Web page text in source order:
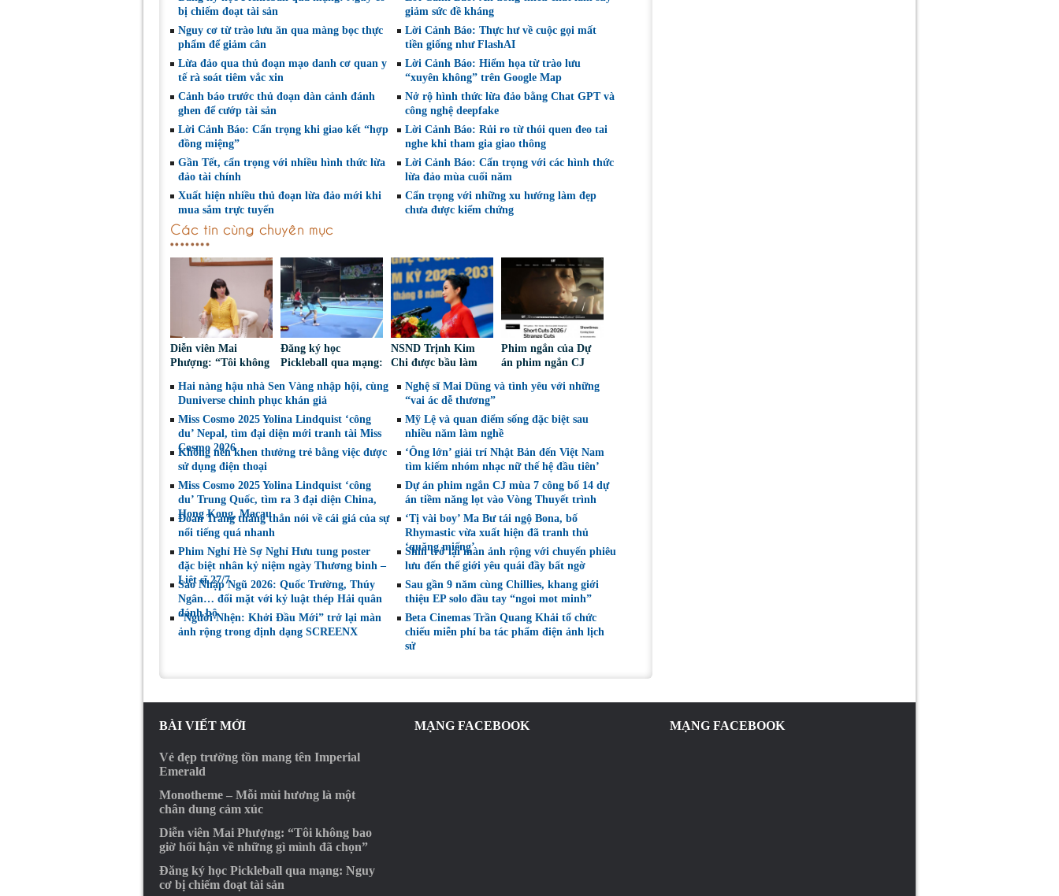
bị chiếm đoạt tài sản
giảm sức đề kháng
Nguy cơ từ trào lưu ăn qua màng bọc thực
phẩm để giảm cân
Lời Cảnh Báo: Thực hư về cuộc gọi mất
tiền giống như FlashAI
Lừa đảo qua thủ đoạn mạo danh cơ quan y
tế rà soát tiêm vắc xin
Lời Cảnh Báo: Hiểm họa từ trào lưu
“xuyên không” trên Google Map
Cảnh báo trước thủ đoạn dàn cảnh đánh
ghen để cướp tài sản
Nở rộ hình thức lừa đảo bằng Chat GPT và
công nghệ deepfake
Lời Cảnh Báo: Cẩn trọng khi giao kết “hợp
đồng miệng”
Lời Cảnh Báo: Rủi ro từ thói quen đeo tai
nghe khi tham gia giao thông
Gần Tết, cẩn trọng với nhiều hình thức lừa
đảo tài chính
Lời Cảnh Báo: Cẩn trọng với các hình thức
lừa đảo mùa cuối năm
Xuất hiện nhiều thủ đoạn lừa đảo mới khi
mua sắm trực tuyến
Cẩn trọng với những xu hướng làm đẹp
chưa được kiểm chứng
Các tin cùng chuyên mục
Diễn viên Mai
Phượng: “Tôi không
những gì mình đã
chọn”
Đăng ký học
Pickleball qua mạng:
đoạt tài sản
NSND Trịnh Kim
Chi được bầu làm
Nghệ sĩ Sân khấu
Việt Nam
Phim ngắn của Dự
án phim ngắn CJ
tại LHP quốc tế
Hai nàng hậu nhà Sen Vàng nhập hội, cùng
Duniverse chinh phục khán giả
Nghệ sĩ Mai Dũng và tình yêu với những
“vai ác dễ thương”
Miss Cosmo 2025 Yolina Lindquist ‘công
du’ Nepal, tìm đại diện mới tranh tài Miss
Cosmo 2026
Mỹ Lệ và quan điểm sống đặc biệt sau
nhiều năm làm nghề
Không nên khen thưởng trẻ bằng việc được
sử dụng điện thoại
‘Ông lớn’ giải trí Nhật Bản đến Việt Nam
tìm kiếm nhóm nhạc nữ thế hệ đầu tiên’
Miss Cosmo 2025 Yolina Lindquist ‘công
du’ Trung Quốc, tìm ra 3 đại diện China,
Hong Kong, Macau
Dự án phim ngắn CJ mùa 7 công bố 14 dự
án tiềm năng lọt vào Vòng Thuyết trình
Đoan Trang thẳng thắn nói về cái giá của sự
nổi tiếng quá nhanh
‘Tị vài boy’ Ma Bư tái ngộ Bona, bố
Rhymastic vừa xuất hiện đã tranh thủ
‘quăng miếng’
Phim Nghỉ Hè Sợ Nghỉ Hưu tung poster
đặc biệt nhân kỷ niệm ngày Thương binh –
Liệt sĩ 27/7
Shin trở lại màn ảnh rộng với chuyến phiêu
lưu đến thế giới yêu quái đầy bất ngờ
Sao Nhập Ngũ 2026: Quốc Trường, Thúy
Ngân… đối mặt với kỷ luật thép Hải quân
đánh bộ
Sau gần 9 năm cùng Chillies, khang giới
thiệu EP solo đầu tay “ngoi mot minh”
“Người Nhện: Khởi Đầu Mới” trở lại màn
ảnh rộng trong định dạng SCREENX
Beta Cinemas Trần Quang Khải tổ chức
chiếu miễn phí ba tác phẩm điện ảnh lịch
sử
BÀI VIẾT MỚI
Vẻ đẹp trường tồn mang tên Imperial
Emerald
Monotheme – Mỗi mùi hương là một
chân dung cảm xúc
Diễn viên Mai Phượng: “Tôi không bao
giờ hối hận về những gì mình đã chọn”
Đăng ký học Pickleball qua mạng: Nguy
cơ bị chiếm đoạt tài sản
MẠNG FACEBOOK MẠNG FACEBOOK